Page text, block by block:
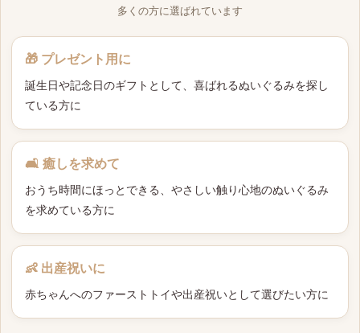
多くの方に選ばれています
🎁 プレゼント用に
誕生日や記念日のギフトとして、喜ばれるぬいぐるみを探し
ている方に
🛋 癒しを求めて
おうち時間にほっとできる、やさしい触り心地のぬいぐるみ
を求めている方に
👶 出産祝いに
赤ちゃんへのファーストトイや出産祝いとして選びたい方に